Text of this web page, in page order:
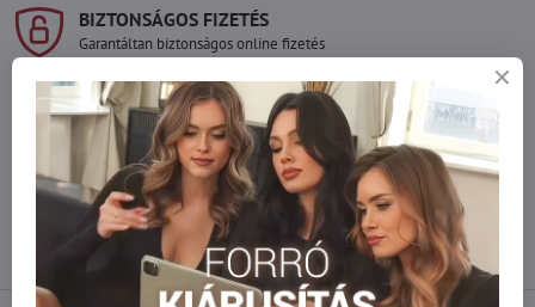
BIZTONSÁGOS FIZETÉS
Garantáltan biztonságos online fizetés
Szeretne több terméket rendelni mint
amennyi raktáron van?
Ne habozzon kapcsolatba lépni velünk, raktárra szállítjuk az árut!
info​@everlady​.eu